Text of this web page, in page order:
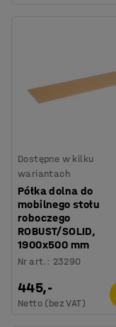
Dostępne w kilku
wariantach
Półka dolna do
mobilnego stołu
roboczego
ROBUST/SOLID,
1900x500 mm
Nr art. : 23290
445,-
Netto (bez VAT)